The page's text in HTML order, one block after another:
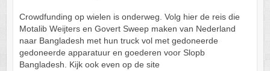
Crowdfunding op wielen is onderweg. Volg hier de reis die
Motalib Weijters en Govert Sweep maken van Nederland
naar Bangladesh met hun truck vol met gedoneerde
gedoneerde apparatuur en goederen voor Slopb
Bangladesh. Kijk ook even op de site